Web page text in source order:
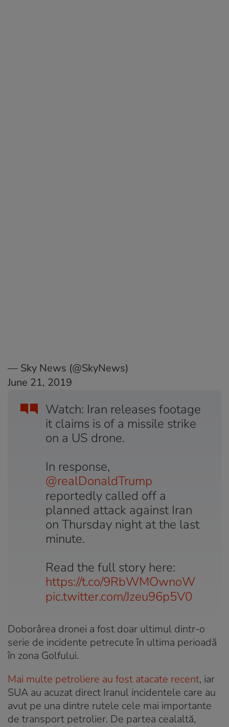
Watch: Iran releases footage
it claims is of a missile strike
on a US drone.
In response,
@realDonaldTrump
reportedly called off a
planned attack against Iran
on Thursday night at the last
minute.
Read the full story here:
https://t.co/9RbWMOwnoW
pic.twitter.com/Jzeu96p5V0
— Sky News (@SkyNews)
June 21, 2019
Doborârea dronei a fost doar ultimul dintr-o
serie de incidente petrecute în ultima perioadă
în zona Golfului.
Mai multe petroliere au fost atacate recent, iar
SUA au acuzat direct Iranul incidentele care au
avut pe una dintre rutele cele mai importante
de transport petrolier. De partea cealaltă,